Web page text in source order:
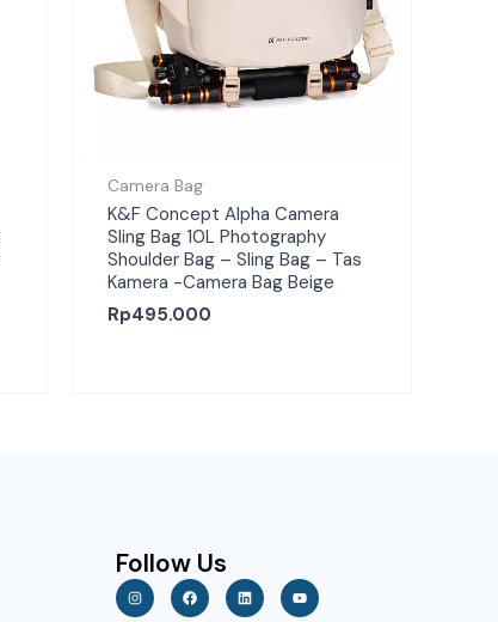
Camera Bag
K&F Concept Alpha Camera
Sling Bag 10L Photography
Shoulder Bag – Sling Bag – Tas
Kamera -Camera Bag Beige
Rp495.000
Follow Us
I
n
s
F
a
c
L
i
n
Y
o
u